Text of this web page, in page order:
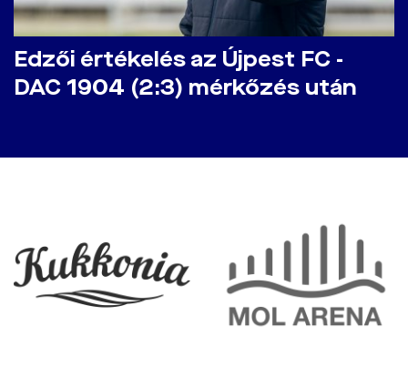
Edzői értékelés az Újpest FC -
DAC 1904 (2:3) mérkőzés után